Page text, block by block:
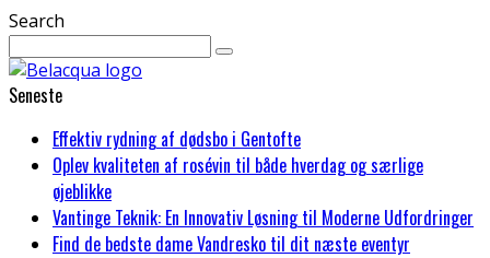
Search
Seneste
Effektiv rydning af dødsbo i Gentofte
Oplev kvaliteten af rosévin til både hverdag og særlige
øjeblikke
Vantinge Teknik: En Innovativ Løsning til Moderne Udfordringer
Find de bedste dame Vandresko til dit næste eventyr